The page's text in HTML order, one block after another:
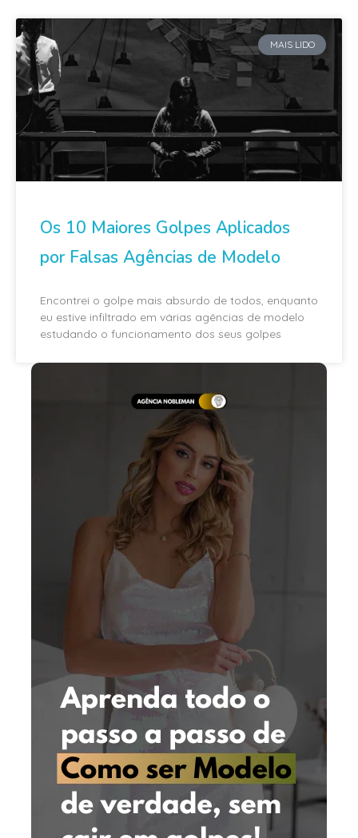
MAIS LIDO
Os 10 Maiores Golpes Aplicados
por Falsas Agências de Modelo
Encontrei o golpe mais absurdo de todos, enquanto
eu estive infiltrado em várias agências de modelo
estudando o funcionamento dos seus golpes